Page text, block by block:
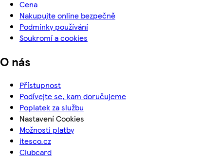
Cena
Nakupujte online bezpečně
Podmínky používání
Soukromí a cookies
O nás
Přístupnost
Podívejte se, kam doručujeme
Poplatek za službu
Nastavení Cookies
Možnosti platby
itesco.cz
Clubcard